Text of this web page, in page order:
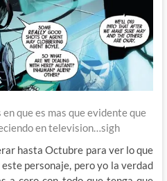
que es mas que evidente que
en television…sigh
hasta Octubre para ver lo que
personaje, pero yo la verdad